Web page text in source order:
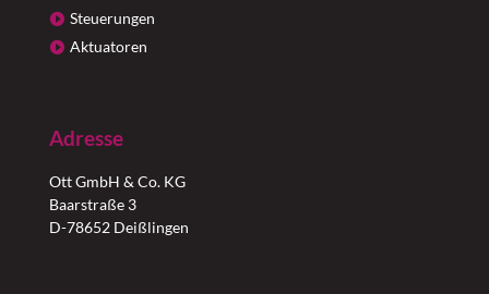
Steuerungen
Aktuatoren
Adresse
Ott GmbH & Co. KG
Baarstraße 3
D-78652 Deißlingen